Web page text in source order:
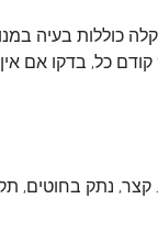
כוללות בעיה
כל, בדקו אם
נתק בחוטים,